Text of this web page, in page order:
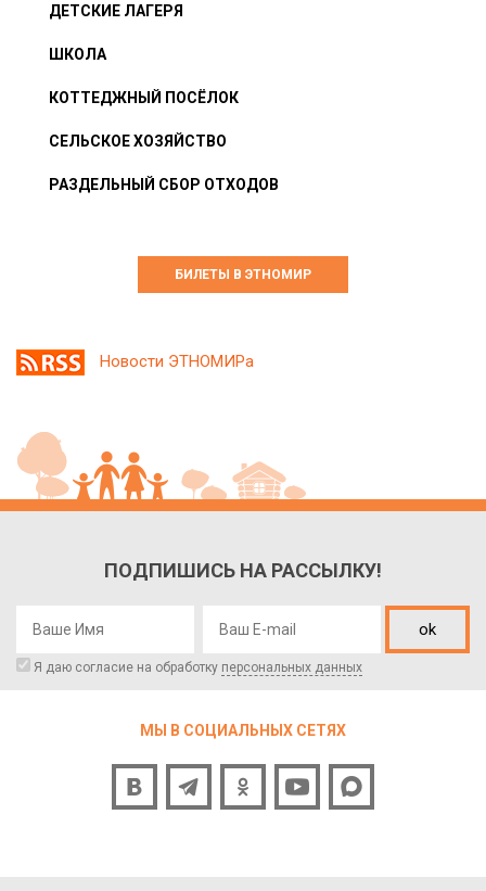
ДЕТСКИЕ ЛАГЕРЯ
ШКОЛА
КОТТЕДЖНЫЙ ПОСЁЛОК
СЕЛЬСКОЕ ХОЗЯЙСТВО
РАЗДЕЛЬНЫЙ СБОР ОТХОДОВ
БИЛЕТЫ В ЭТНОМИР
Новости ЭТНОМИРа
ПОДПИШИСЬ НА РАССЫЛКУ!
ok
Я даю согласие на обработку персональных данных
МЫ В СОЦИАЛЬНЫХ СЕТЯХ